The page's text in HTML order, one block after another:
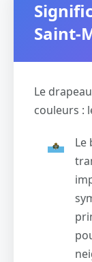
Saint-
Le
couleurs :
Le